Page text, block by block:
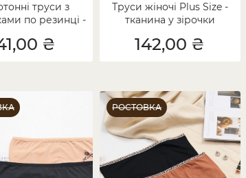
труси з
по резинці -
₴
Труси жіночі Plus Size -
тканина у зірочки
142,00 ₴
РОСТОВКА